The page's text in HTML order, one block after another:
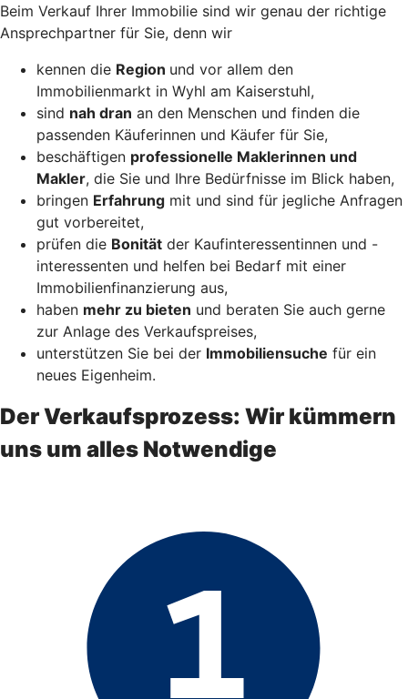
Beim Verkauf Ihrer Immobilie sind wir genau der richtige
Ansprechpartner für Sie, denn wir
kennen die Region und vor allem den
Immobilienmarkt in Wyhl am Kaiserstuhl,
sind nah dran an den Menschen und finden die
passenden Käuferinnen und Käufer für Sie,
beschäftigen professionelle Maklerinnen und
Makler, die Sie und Ihre Bedürfnisse im Blick haben,
bringen Erfahrung mit und sind für jegliche Anfragen
gut vorbereitet,
prüfen die Bonität der Kaufinteressentinnen und -
interessenten und helfen bei Bedarf mit einer
Immobilienfinanzierung aus,
haben mehr zu bieten und beraten Sie auch gerne
zur Anlage des Verkaufspreises,
unterstützen Sie bei der Immobiliensuche für ein
neues Eigenheim.
Der Verkaufsprozess: Wir kümmern
uns um alles Notwendige